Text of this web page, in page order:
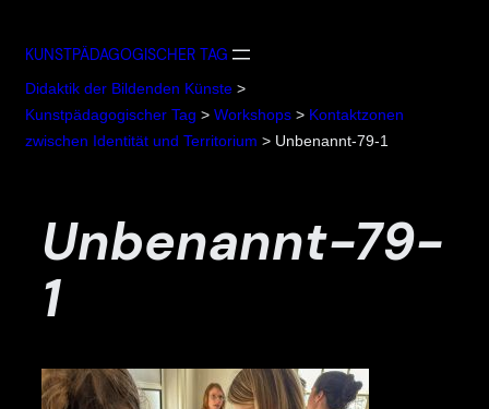
Inhalt
KUNSTPÄDAGOGISCHER TAG
Didaktik der Bildenden Künste >
Kunstpädagogischer Tag > Workshops > Kontaktzonen
zwischen Identität und Territorium > Unbenannt-79-1
Unbenannt-79-
1